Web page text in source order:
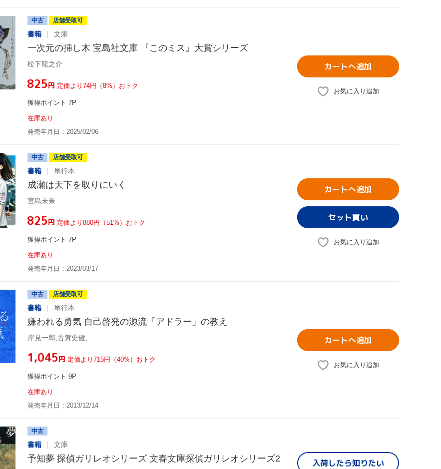
中古 店舗受取可
書籍 文庫
一次元の挿し木 宝島社文庫 『このミス』大賞シリーズ
松下龍之介
¥825円 定価より74円（8%）おトク
獲得ポイント 7P
在庫あり
発売年月日：2025/02/06
カートへ追加
お気に入り追加
中古 店舗受取可
書籍 単行本
成瀬は天下を取りにいく
宮島未奈
¥825円 定価より880円（51%）おトク
獲得ポイント 7P
在庫あり
発売年月日：2023/03/17
カートへ追加
お気に入り追加
中古 店舗受取可
書籍 単行本
嫌われる勇気 自己啓発の源流「アドラー」の教え
岸見一郎,古賀史健,
¥1,045円 定価より715円（40%）おトク
獲得ポイント 9P
在庫あり
発売年月日：2013/12/14
カートへ追加
お気に入り追加
中古
書籍 文庫
予知夢 探偵ガリレオシリーズ 文春文庫探偵ガリレオシリーズ2 入荷したら知りたい